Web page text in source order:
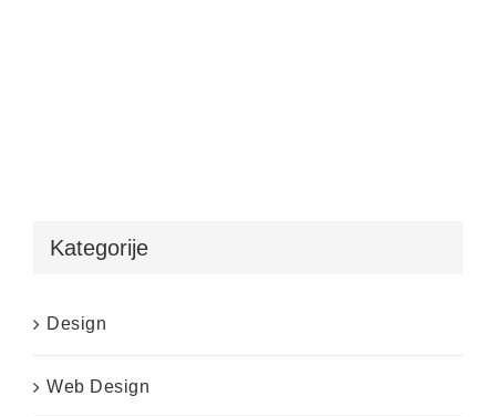
Kategorije
Design
Web Design